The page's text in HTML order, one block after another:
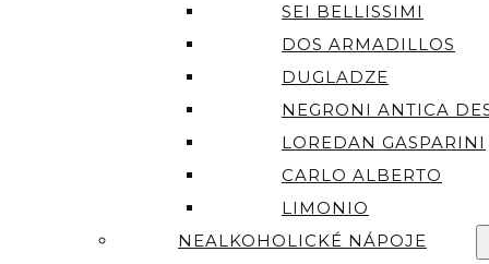
SEI BELLISSIMI
DOS ARMADILLOS
DUGLADZE
NEGRONI ANTICA
LOREDAN GASPARINI
CARLO ALBERTO
LIMONIO
NEALKOHOLICKÉ NÁPOJE